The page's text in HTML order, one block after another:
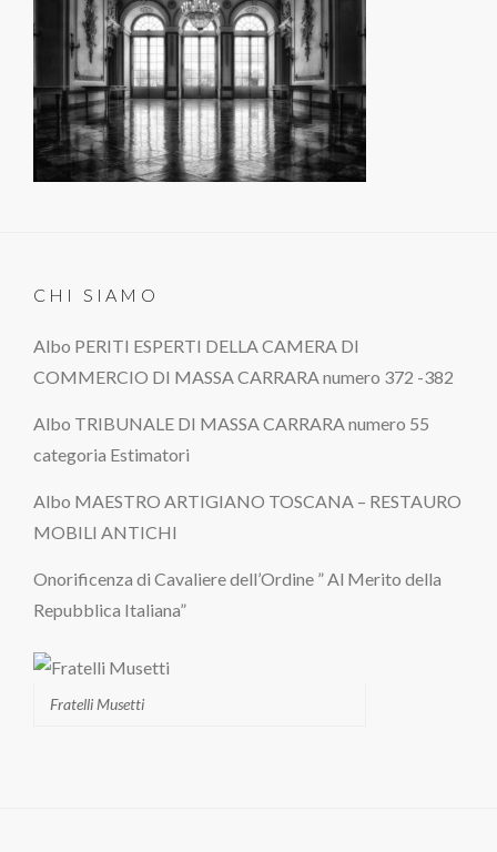
CHI SIAMO
Albo PERITI ESPERTI DELLA CAMERA DI
COMMERCIO DI MASSA CARRARA numero 372 -382
Albo TRIBUNALE DI MASSA CARRARA numero 55
categoria Estimatori
Albo MAESTRO ARTIGIANO TOSCANA – RESTAURO
MOBILI ANTICHI
Onorificenza di Cavaliere dell’Ordine ” Al Merito della
Repubblica Italiana”
Fratelli Musetti